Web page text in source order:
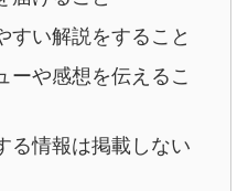
すい解説をすること
ーや感想を伝えるこ
る情報は掲載しない